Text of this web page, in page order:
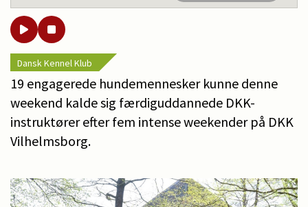
Dansk Kennel Klub
19 engagerede hundemennesker kunne denne
weekend kalde sig færdiguddannede DKK-
instruktører efter fem intense weekender på DKK
Vilhelmsborg.